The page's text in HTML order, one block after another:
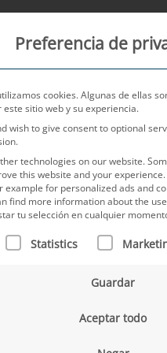
Noticias Sobre nosotros
al
es aún la mejor opción?
nuestro tiempo de ocio,
del smartphone,
Preferencia de
cookies. Algunas de ellas
sitio web y su experiencia.
wish to give consent to optional
technologies on our website.
this website and your experience.
example for personalized ads and
find more information about the
tu selección en cualquier
FIGURA UNA LISTA DE
Statistics
Guardar
Aceptar todo